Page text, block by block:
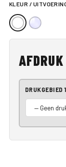
KLEUR /
DRUKGEBIED 1